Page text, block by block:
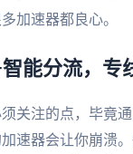
加速器都良心。
能分流，专
关注的点，毕竟
速器会让你崩溃。